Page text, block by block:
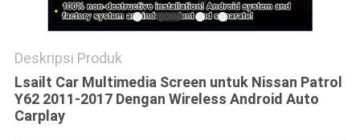
Deskripsi Produk
Lsailt Car Multimedia Screen untuk Nissan Patrol
Y62 2011-2017 Dengan Wireless Android Auto
Carplay